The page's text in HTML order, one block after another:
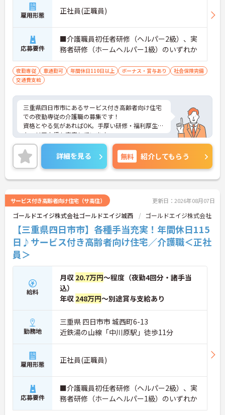
雇用形態 正社員(正職員)
応募要件
■介護職員初任者研修（ヘルパー2級）、実
務者研修（ホームヘルパー1級）のいずれか
夜勤専従 車通勤可 年間休日110日以上 ボーナス・賞与あり
社会保険完備
交通費支給
三重県四日市市にあるサービス付き高齢者向け住宅
での夜勤専従の介護職の募集です！
資格とやる気があればOK。手厚い研修・福利厚生で
キャリア支援も充実しています。
家族手当やリフレッシュ手当など手当も充実で高待
遇＆働きやすさを両立した職場です。
利用者様の笑顔のために一所懸命になれる方・チー
ム連携を大切に勤務出来る方を歓迎しています。
ご興味がある方は、ご面接のポイントをお伝えしま
詳細を見る 無料 紹介してもらう
サービス付き高齢者向け住宅（サ高住） 更新日：2026年08月07日
ゴールドエイジ株式会社ゴールドエイジ城西 ゴールドエイジ株式会社
【三重県四日市市】各種手当充実！年間休日115
日♪サービス付き高齢者向け住宅／介護職＜正社
員＞
給料
月収 20.7万円～程度（夜勤4回分・諸手当
込）
年収 248万円～別途賞与支給あり
勤務地
三重県 四日市市 城西町6-13
近鉄湯の山線「中川原駅」徒歩11分
雇用形態 正社員(正職員)
応募要件
■介護職員初任者研修（ヘルパー2級）、実
務者研修（ホームヘルパー1級）のいずれか